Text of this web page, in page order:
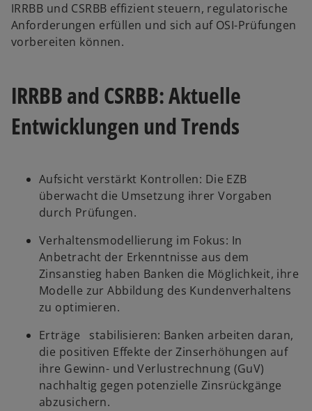
IRRBB und CSRBB effizient steuern, regulatorische
Anforderungen erfüllen und sich auf OSI-Prüfungen
vorbereiten können.
IRRBB and CSRBB: Aktuelle
Entwicklungen und Trends
Aufsicht verstärkt Kontrollen: Die EZB
überwacht die Umsetzung ihrer Vorgaben
durch Prüfungen.
Verhaltensmodellierung im Fokus: In
Anbetracht der Erkenntnisse aus dem
Zinsanstieg haben Banken die Möglichkeit, ihre
Modelle zur Abbildung des Kundenverhaltens
zu optimieren.
Erträge stabilisieren: Banken arbeiten daran,
die positiven Effekte der Zinserhöhungen auf
ihre Gewinn- und Verlustrechnung (GuV)
nachhaltig gegen potenzielle Zinsrückgänge
abzusichern.